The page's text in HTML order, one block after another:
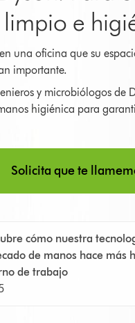
e
una oficina que su
importante.
y microbiólogos de
higiénica para
Solicita que te
cómo nuestra
de manos hace más
de trabajo